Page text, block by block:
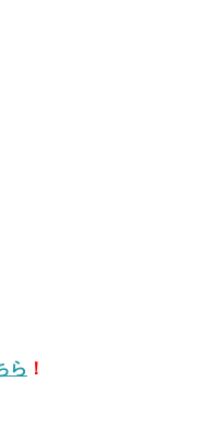
ら ！